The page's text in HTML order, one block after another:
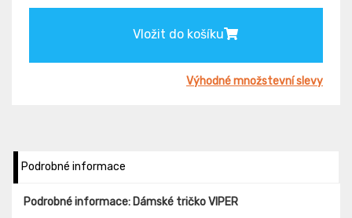
Vložit do košíku
Výhodné množstevní slevy
Podrobné informace
Podrobné informace: Dámské tričko VIPER